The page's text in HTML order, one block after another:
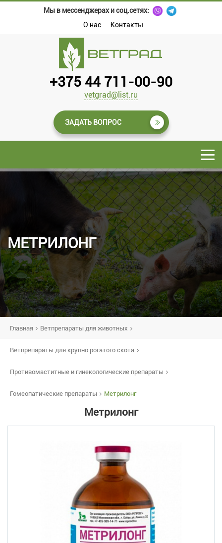
Мы в мессенджерах и соц.сетях:
О нас
Контакты
+375 44 711-00-90
vetgrad@list.ru
ЗАДАТЬ ВОПРОС
МЕТРИЛОНГ
Главная Ветпрепараты для животных
Ветпрепараты для крупно рогатого скота
Противомаститные и гинекологические препараты
Гомеопатические препараты Метрилонг
Метрилонг